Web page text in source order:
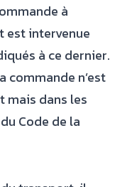
à
est intervenue
à ce dernier.
commande n’est
mais dans les
Code de la